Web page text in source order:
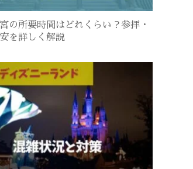
の所要時間はどれくらい？参拝・
を詳しく解説